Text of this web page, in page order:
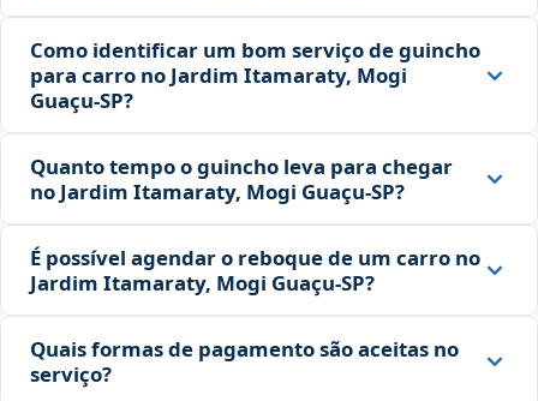
Como identificar um bom serviço de guincho
para carro no Jardim Itamaraty, Mogi
Guaçu‑SP?
Quanto tempo o guincho leva para chegar
no Jardim Itamaraty, Mogi Guaçu‑SP?
É possível agendar o reboque de um carro no
Jardim Itamaraty, Mogi Guaçu‑SP?
Quais formas de pagamento são aceitas no
serviço?